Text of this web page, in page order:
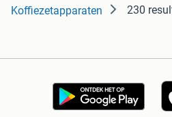
Koffiezetapparaten 230